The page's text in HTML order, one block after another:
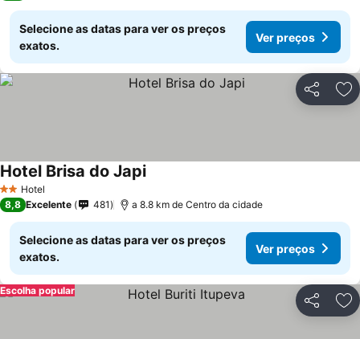
Selecione as datas para ver os preços
exatos.
Ver preços
Partilhar
2 Estrelas
Hotel
Hotel Brisa do Japi
8,8 Excelente 481 a 8.8 km de Centro da cidade
Selecione as datas para ver os preços
exatos.
Ver preços
Partilhar
Escolha popular